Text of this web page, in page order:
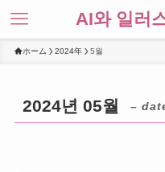
AI와 일러
ホーム 2024年 5월
2024년 05월 –